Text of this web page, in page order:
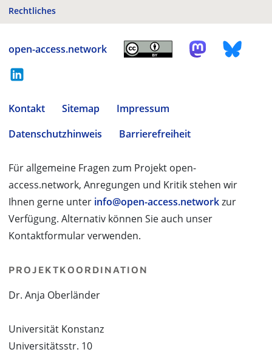
Rechtliches
open-access.network
Kontakt Sitemap
Impressum
Datenschutzhinweis
Barrierefreiheit
Für allgemeine Fragen zum Projekt open-
access.network, Anregungen und Kritik stehen wir
Ihnen gerne unter info@open-access.networkzur
Verfügung. Alternativ können Sie auch unser
Kontaktformular verwenden.
PROJEKTKOORDINATION
Dr. Anja Oberländer
Universität Konstanz
Universitätsstr. 10